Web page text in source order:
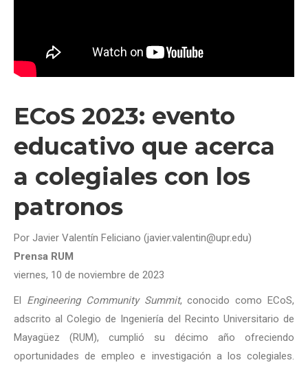
ECoS 2023: evento
educativo que acerca
a colegiales con los
patronos
Por Javier Valentín Feliciano (javier.valentin@upr.edu)
Prensa RUM
viernes, 10 de noviembre de 2023
El Engineering Community Summit, conocido como ECoS,
adscrito al Colegio de Ingeniería del Recinto Universitario de
Mayagüez (RUM), cumplió su décimo año ofreciendo
oportunidades de empleo e investigación a los colegiales.